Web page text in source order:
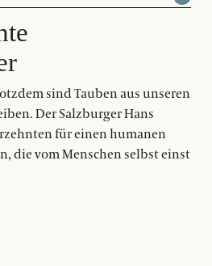
sind Tauben aus unseren
Der Salzburger Hans
für einen humanen
die vom Menschen selbst einst